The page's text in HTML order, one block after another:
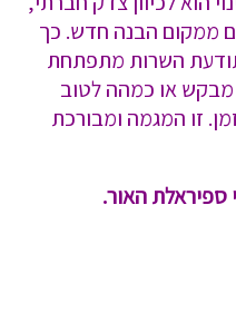
ממקום הבנה חדש. כך
השרות מתפתחת
או כמהה לטוב
זו המגמה ומבורכת
ספיראלת האור.